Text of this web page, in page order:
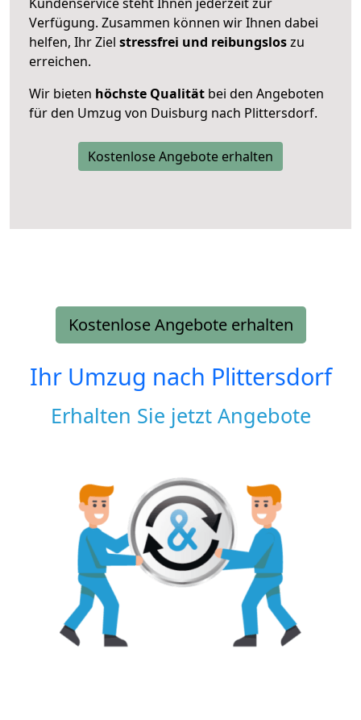
Verfügung. Zusammen können wir Ihnen dabei
helfen, Ihr Ziel stressfrei und reibungsloszu
erreichen.
Wir bieten höchste Qualität bei den Angeboten
für den Umzug von Duisburg nach Plittersdorf.
Kostenlose Angebote erhalten
Kostenlose Angebote erhalten
Ihr Umzug nach Plittersdorf
Erhalten Sie jetzt Angebote